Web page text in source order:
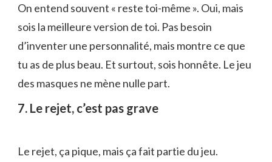
On entend souvent « reste toi-même ». Oui, mais
sois la meilleure version de toi. Pas besoin
d’inventer une personnalité, mais montre ce que
tu as de plus beau. Et surtout, sois honnête. Le jeu
des masques ne mène nulle part.
7. Le rejet, c’est pas grave
Le rejet, ça pique, mais ça fait partie du jeu.